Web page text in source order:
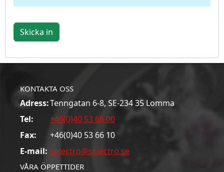
Skicka in
KONTAKTA OSS
Adress:Tenngatan 6-8, SE-234 35 Lomma
Tel:
+46(0)40 53 66 00
Fax:
+46(0)40 53 66 10
E-mail: solectro@solectro.se
VÅRA ÖPPETTIDER